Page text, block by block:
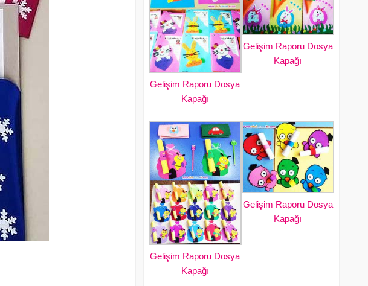
Gelişim Raporu Dosya
Kapağı
Gelişim Raporu Dosya
Kapağı
Gelişim Raporu Dosya
Kapağı
Gelişim Raporu Dosya
Kapağı